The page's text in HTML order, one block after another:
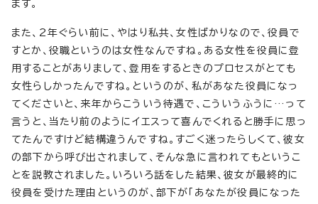
ます。
また、2年ぐらい前に、やはり私共、女性ばかりなので、役員で
すとか、役職というのは女性なんですね。ある女性を役員に登
用することがありまして、登用をするときのプロセスがとても
女性らしかったんですね。というのが、私があなた役員になっ
てくださいと、来年からこういう待遇で、こういうふうに…って
言うと、当たり前のようにイエスって喜んでくれると勝手に思っ
てたんですけど結構違うんですね。すごく迷ったらしくて、彼女
の部下から呼び出されまして、そんな急に言われてもというこ
とを説教されました。いろいろ話をした結果、彼女が最終的に
役員を受けた理由というのが、部下が「あなたが役員になった